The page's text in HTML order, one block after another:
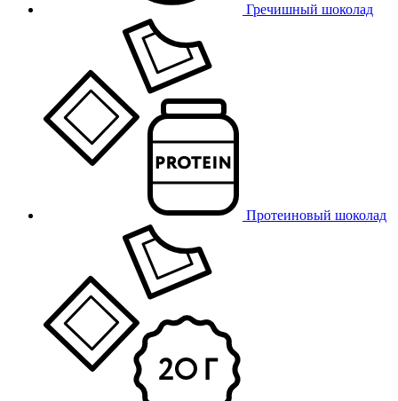
Гречишный шоколад
Протеиновый шоколад